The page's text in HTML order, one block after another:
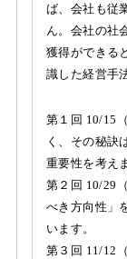
ば、会社も従
ん。会社の社
獲得ができる
識した経営手
第１回 10/15
く、その秘訣
重要性を考え
第２回 10/29
べき方向性」
います。
第３回 11/12